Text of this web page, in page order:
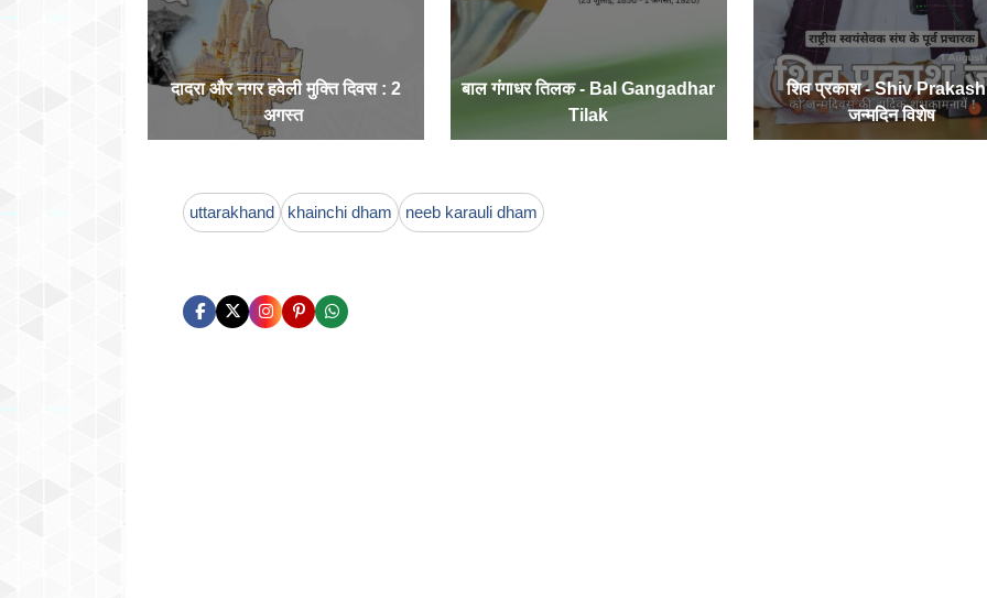
दादरा और नगर हवेली मुक्ति दिवस : 2
अगस्त
बाल गंगाधर तिलक - Bal Gangadhar
Tilak
शिव प्रकाश - Shiv
जन्मदिन विशेष
uttarakhand khainchi dham neeb karauli dham